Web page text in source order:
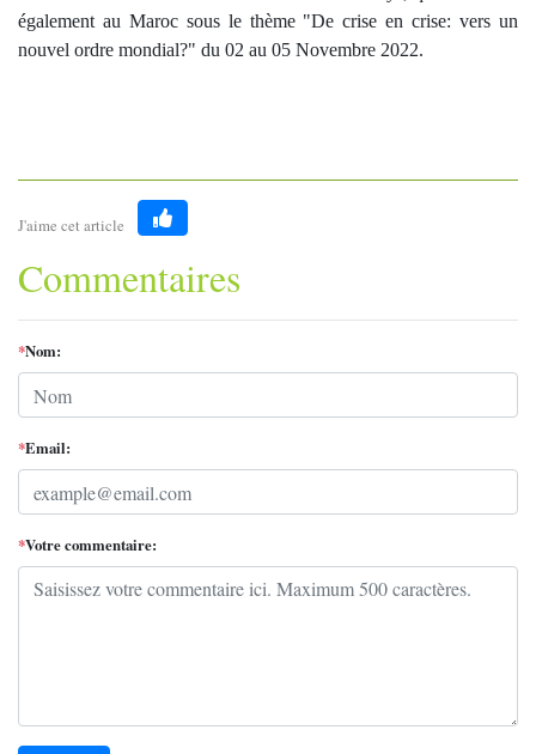
également au Maroc sous le thème "De crise en crise: vers un
nouvel ordre mondial?" du 02 au 05 Novembre 2022.
J'aime cet article
Like
Commentaires
*Nom:
*Email:
*Votre commentaire: